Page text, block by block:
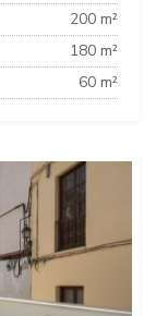
200 m²
180 m²
60 m²